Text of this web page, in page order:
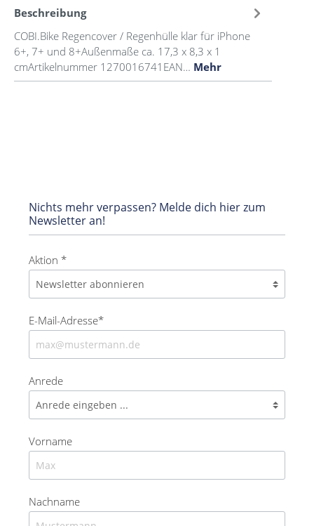
Beschreibung
COBI.Bike Regencover / Regenhülle klar für iPhone
6+, 7+ und 8+Außenmaße ca. 17,3 x 8,3 x 1
cmArtikelnummer 1270016741EAN… Mehr
Nichts mehr verpassen? Melde dich hier zum
Newsletter an!
Aktion *
E-Mail-Adresse*
Anrede
Vorname
Nachname